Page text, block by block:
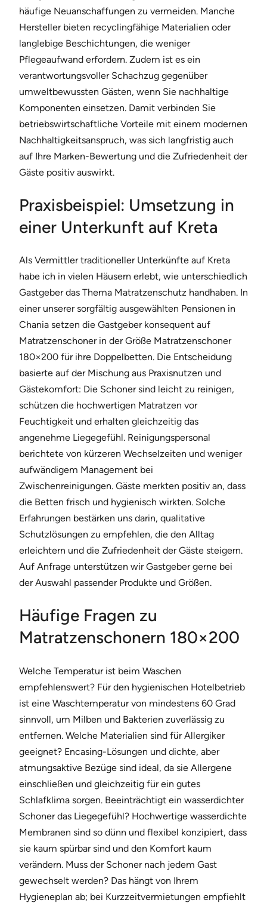
häufige Neuanschaffungen zu vermeiden. Manche
Hersteller bieten recyclingfähige Materialien oder
langlebige Beschichtungen, die weniger
Pflegeaufwand erfordern. Zudem ist es ein
verantwortungsvoller Schachzug gegenüber
umweltbewussten Gästen, wenn Sie nachhaltige
Komponenten einsetzen. Damit verbinden Sie
betriebswirtschaftliche Vorteile mit einem modernen
Nachhaltigkeitsanspruch, was sich langfristig auch
auf Ihre Marken-Bewertung und die Zufriedenheit der
Gäste positiv auswirkt.
Praxisbeispiel: Umsetzung in
einer Unterkunft auf Kreta
Als Vermittler traditioneller Unterkünfte auf Kreta
habe ich in vielen Häusern erlebt, wie unterschiedlich
Gastgeber das Thema Matratzenschutz handhaben. In
einer unserer sorgfältig ausgewählten Pensionen in
Chania setzen die Gastgeber konsequent auf
Matratzenschoner in der Größe Matratzenschoner
180×200 für ihre Doppelbetten. Die Entscheidung
basierte auf der Mischung aus Praxisnutzen und
Gästekomfort: Die Schoner sind leicht zu reinigen,
schützen die hochwertigen Matratzen vor
Feuchtigkeit und erhalten gleichzeitig das
angenehme Liegegefühl. Reinigungspersonal
berichtete von kürzeren Wechselzeiten und weniger
aufwändigem Management bei
Zwischenreinigungen. Gäste merkten positiv an, dass
die Betten frisch und hygienisch wirkten. Solche
Erfahrungen bestärken uns darin, qualitative
Schutzlösungen zu empfehlen, die den Alltag
erleichtern und die Zufriedenheit der Gäste steigern.
Auf Anfrage unterstützen wir Gastgeber gerne bei
der Auswahl passender Produkte und Größen.
Häufige Fragen zu
Matratzenschonern 180×200
Welche Temperatur ist beim Waschen
empfehlenswert? Für den hygienischen Hotelbetrieb
ist eine Waschtemperatur von mindestens 60 Grad
sinnvoll, um Milben und Bakterien zuverlässig zu
entfernen. Welche Materialien sind für Allergiker
geeignet? Encasing-Lösungen und dichte, aber
atmungsaktive Bezüge sind ideal, da sie Allergene
einschließen und gleichzeitig für ein gutes
Schlafklima sorgen. Beeinträchtigt ein wasserdichter
Schoner das Liegegefühl? Hochwertige wasserdichte
Membranen sind so dünn und flexibel konzipiert, dass
sie kaum spürbar sind und den Komfort kaum
verändern. Muss der Schoner nach jedem Gast
gewechselt werden? Das hängt von Ihrem
Hygieneplan ab; bei Kurzzeitvermietungen empfiehlt